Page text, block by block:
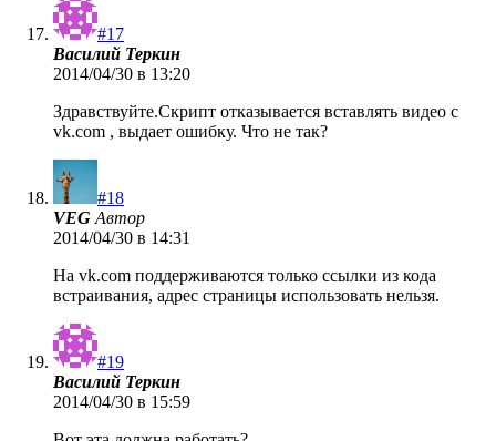
#17
Василий Теркин
2014/04/30 в 13:20
Здравствуйте.Скрипт отказывается вставлять видео с
vk.com , выдает ошибку. Что не так?
#18
VEG Автор
2014/04/30 в 14:31
На vk.com поддерживаются только ссылки из кода
встраивания, адрес страницы использовать нельзя.
#19
Василий Теркин
2014/04/30 в 15:59